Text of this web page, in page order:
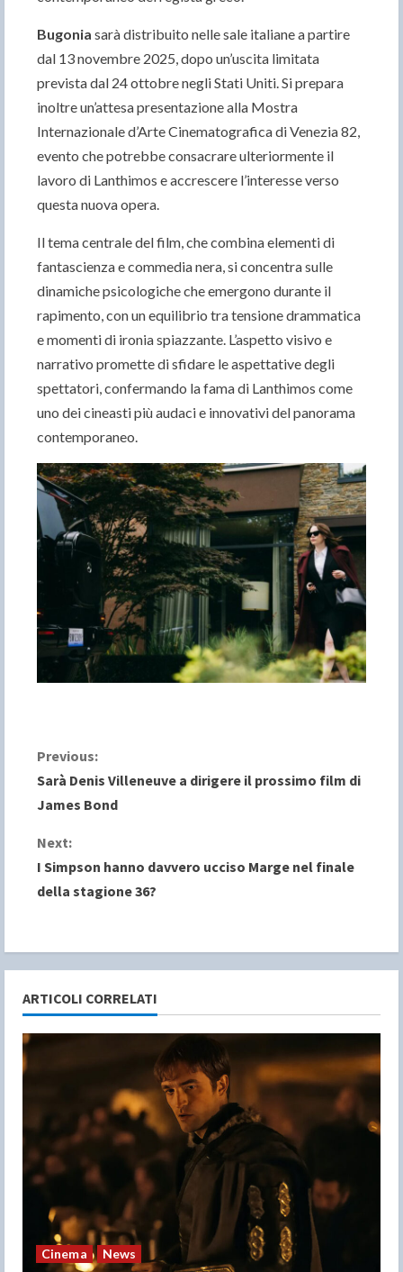
Bugonia sarà distribuito nelle sale italiane a partire
dal 13 novembre 2025, dopo un’uscita limitata
prevista dal 24 ottobre negli Stati Uniti. Si prepara
inoltre un’attesa presentazione alla Mostra
Internazionale d’Arte Cinematografica di Venezia 82,
evento che potrebbe consacrare ulteriormente il
lavoro di Lanthimos e accrescere l’interesse verso
questa nuova opera.
Il tema centrale del film, che combina elementi di
fantascienza e commedia nera, si concentra sulle
dinamiche psicologiche che emergono durante il
rapimento, con un equilibrio tra tensione drammatica
e momenti di ironia spiazzante. L’aspetto visivo e
narrativo promette di sfidare le aspettative degli
spettatori, confermando la fama di Lanthimos come
uno dei cineasti più audaci e innovativi del panorama
contemporaneo.
C
o
n
t
n
u
e
a
d
n
Previous:
Sarà Denis Villeneuve a dirigere il prossimo film di
James Bond
Next:
I Simpson hanno davvero ucciso Marge nel finale
della stagione 36?
ARTICOLI CORRELATI
Cinema News